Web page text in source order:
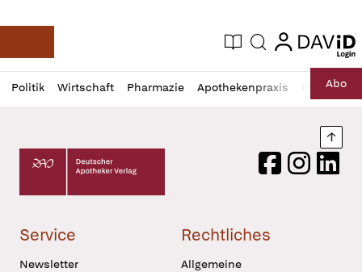
Deutsche Apotheker Zeitung
Aktuelle Ausgabe
Suche login
login
Politik Wirtschaft Pharmazie Apothekenpraxis RechtAbo
Profil
öffnen
Daz
Pur
Deutscher Apotheker Verlag Logo
FacebookInstagram
Service
Newsletter
Rechtliches
Allgemeine